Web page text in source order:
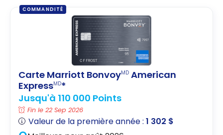
Incontournable
COMMANDITÉ
Carte Marriott BonvoyMD American
ExpressMD*
Jusqu'à 110 000 Points
Fin le 22 Sep 2026
Valeur de la première année :1 302 $